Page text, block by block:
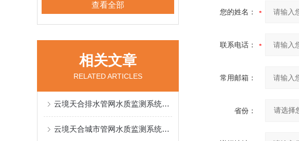
查看全部
相关文章
RELATED ARTICLES
​云境天合排水管网水质监测系统：低功耗长续航，复杂管网环境也能长期值守
云境天合城市管网水质监测系统：IP68级防水等级，管道涨水也无需担心故障
您的姓名：
联系电话：
常用邮箱：
省份：